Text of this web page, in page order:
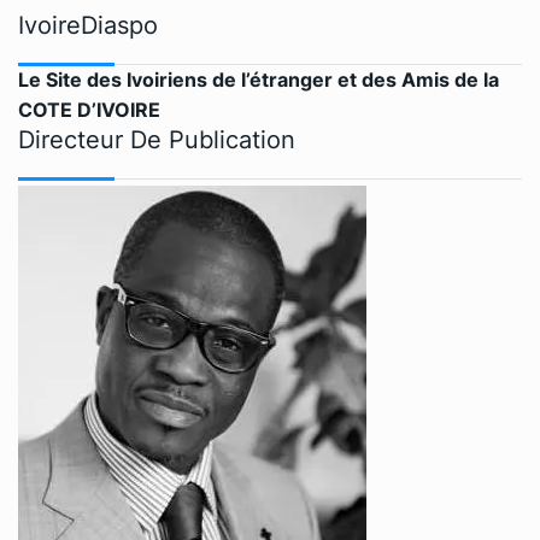
IvoireDiaspo
Le Site des Ivoiriens de l’étranger et des Amis de la
COTE D’IVOIRE
Directeur De Publication